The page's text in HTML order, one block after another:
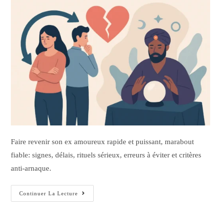
Faire revenir son ex amoureux rapide et puissant, marabout
fiable: signes, délais, rituels sérieux, erreurs à éviter et critères
anti-arnaque.
Continuer La Lecture